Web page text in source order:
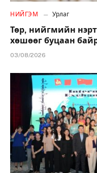
НИЙГЭМ Урлаг
Төр, нийгмийн нэрт
хөшөөг буцаан
03/08/2026